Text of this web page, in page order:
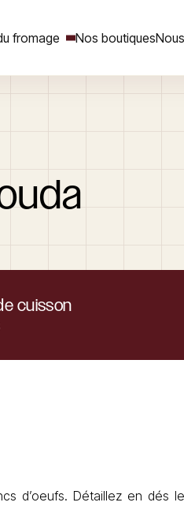
fromage Nos boutiques
cuisson
d’oeufs. Détaillez en dés le